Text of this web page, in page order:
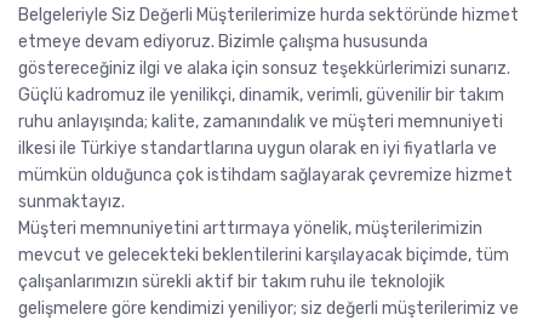
Belgeleriyle Siz Değerli Müşterilerimize hurda sektöründe hizmet
etmeye devam ediyoruz. Bizimle çalışma hususunda
göstereceğiniz ilgi ve alaka için sonsuz teşekkürlerimizi sunarız.
Güçlü kadromuz ile yenilikçi, dinamik, verimli, güvenilir bir takım
ruhu anlayışında; kalite, zamanındalık ve müşteri memnuniyeti
ilkesi ile Türkiye standartlarına uygun olarak en iyi fiyatlarla ve
mümkün olduğunca çok istihdam sağlayarak çevremize hizmet
sunmaktayız.
Müşteri memnuniyetini arttırmaya yönelik, müşterilerimizin
mevcut ve gelecekteki beklentilerini karşılayacak biçimde, tüm
çalışanlarımızın sürekli aktif bir takım ruhu ile teknolojik
gelişmelere göre kendimizi yeniliyor; siz değerli müşterilerimiz ve